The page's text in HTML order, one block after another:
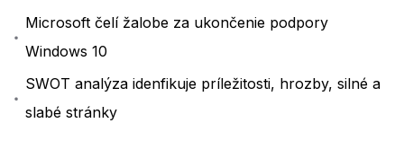
Microsoft čelí žalobe za ukončenie podpory
Windows 10
SWOT analýza idenfikuje príležitosti, hrozby, silné a
slabé stránky